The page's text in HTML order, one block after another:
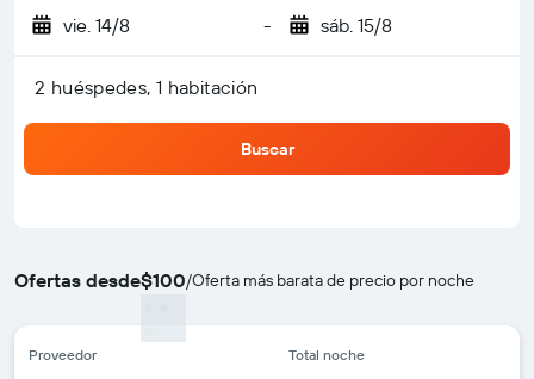
vie. 14/8 - sáb. 15/8
2 huéspedes, 1 habitación
Buscar
Ofertas desde$100/Oferta más barata de precio por noche
Proveedor Total noche